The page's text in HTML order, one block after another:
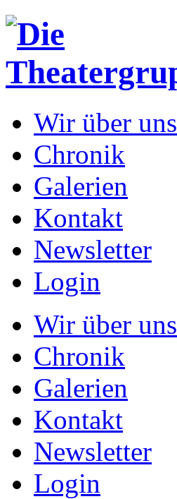
Wir über uns
Chronik
Galerien
Kontakt
Newsletter
Login
Wir über uns
Chronik
Galerien
Kontakt
Newsletter
Login